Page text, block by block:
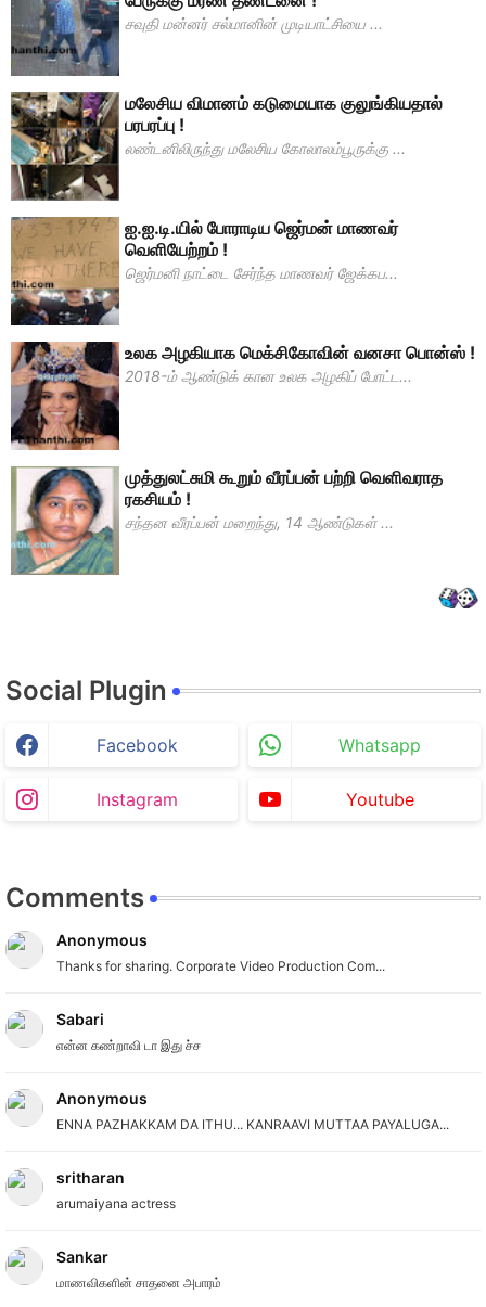
சவுதி மன்னர் சல்மானின் முடியாட்சியை ...
மலேசிய விமானம் கடுமையாக குலுங்கியதால்
பரபரப்பு !
லண்டனிலிருந்து மலேசிய கோலாலம்பூருக்கு ...
ஐ.ஐ.டி.யில் போராடிய ஜெர்மன் மாணவர்
வெளியேற்றம் !
ஜெர்மனி நாட்டை சேர்ந்த மாணவர் ஜேக்கப...
உலக அழகியாக மெக்சிகோவின் வனசா பொன்ஸ் !
2018-ம் ஆண்டுக் கான உலக அழகிப் போட்ட...
முத்துலட்சுமி கூறும் வீரப்பன் பற்றி வெளிவராத
ரகசியம் !
சந்தன வீரப்பன் மறைந்து, 14 ஆண்டுகள் ...
Social Plugin
Facebook Whatsapp
Instagram Youtube
Comments
Anonymous
Thanks for sharing. Corporate Video Production Com...
Sabari
என்ன கண்றாவி டா இது ச்ச
Anonymous
ENNA PAZHAKKAM DA ITHU... KANRAAVI MUTTAA PAYALUGA...
sritharan
arumaiyana actress
Sankar
மாணவிகளின் சாதனை அபாரம்